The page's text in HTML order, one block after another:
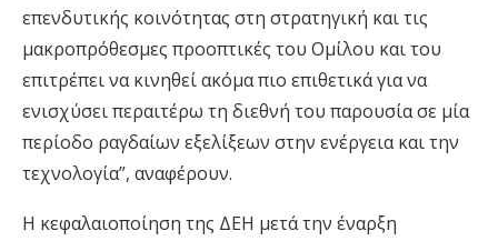
επενδυτικής κοινότητας στη στρατηγική και τις
μακροπρόθεσμες προοπτικές του Ομίλου και του
επιτρέπει να κινηθεί ακόμα πιο επιθετικά για να
ενισχύσει περαιτέρω τη διεθνή του παρουσία σε μία
περίοδο ραγδαίων εξελίξεων στην ενέργεια και την
τεχνολογία”, αναφέρουν.
Η κεφαλαιοποίηση της ΔΕΗ μετά την έναρξη